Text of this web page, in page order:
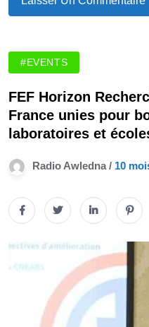
#EVENTS
FEF Horizon
France unies pour
laboratoires et
Radio Awledna / 10